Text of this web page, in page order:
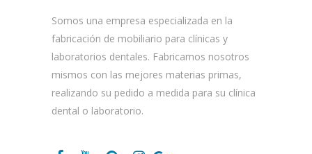
Somos una empresa especializada en la
fabricación de mobiliario para clínicas y
laboratorios dentales. Fabricamos nosotros
mismos con las mejores materias primas,
realizando su pedido a medida para su clínica
dental o laboratorio.